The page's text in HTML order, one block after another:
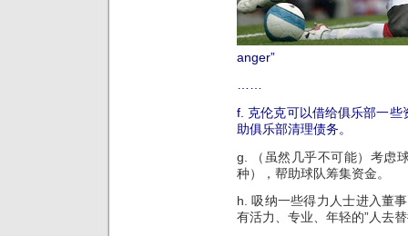
anger”
……
f. 克伦克可以借给俱乐部一
助俱乐部清理债务。
g. （虽然几乎不可能）考虑
种），帮助球队筹集资金。
h. 吸纳一些得力人士进入董
有活力、专业、年轻的”人去